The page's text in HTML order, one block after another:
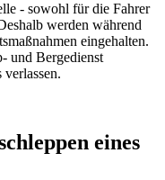
- sowohl für die Fahrer
werden während
eingehalten.
und Bergedienst
eines